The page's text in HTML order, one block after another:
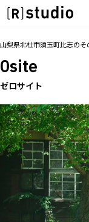
雰囲気で探したい
SCENE
部屋ごとに写真で見
VARIATION
ひとつのスタジオで
LOCATION
カフェやオフィスな
スタジオを探す
雰囲気で探した
ひとつのスタジ
カフェやオフィ
広さと利用料金
ALL
すべての選択肢
トップ 料金 設備
山梨県北杜市須玉町比志のそ
0site
ゼロサイト